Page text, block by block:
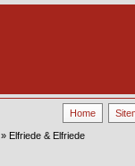
Home
» Elfriede & Elfriede